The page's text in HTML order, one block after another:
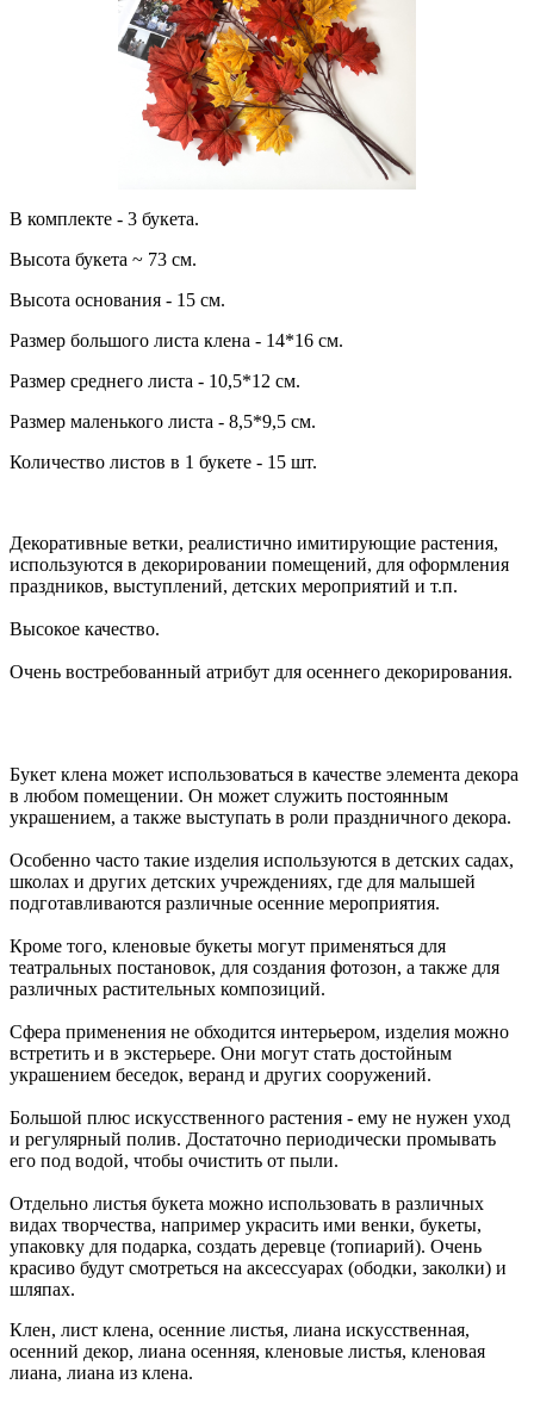
В комплекте - 3 букета.
Высота букета ~ 73 см.
Высота основания - 15 см.
Размер большого листа клена - 14*16 см.
Размер среднего листа - 10,5*12 см.
Размер маленького листа - 8,5*9,5 см.
Количество листов в 1 букете - 15 шт.
Декоративные ветки, реалистично имитирующие растения,
используются в декорировании помещений, для оформления
праздников, выступлений, детских мероприятий и т.п.
Высокое качество.
Очень востребованный атрибут для осеннего декорирования.
Букет клена может использоваться в качестве элемента декора
в любом помещении. Он может служить постоянным
украшением, а также выступать в роли праздничного декора.
Особенно часто такие изделия используются в детских садах,
школах и других детских учреждениях, где для малышей
подготавливаются различные осенние мероприятия.
Кроме того, кленовые букеты могут применяться для
театральных постановок, для создания фотозон, а также для
различных растительных композиций.
Сфера применения не обходится интерьером, изделия можно
встретить и в экстерьере. Они могут стать достойным
украшением беседок, веранд и других сооружений.
Большой плюс искусственного растения - ему не нужен уход
и регулярный полив. Достаточно периодически промывать
его под водой, чтобы очистить от пыли.
Отдельно листья букета можно использовать в различных
видах творчества, например украсить ими венки, букеты,
упаковку для подарка, создать деревце (топиарий). Очень
красиво будут смотреться на аксессуарах (ободки, заколки) и
шляпах.
Клен, лист клена, осенние листья, лиана искусственная,
осенний декор, лиана осенняя, кленовые листья, кленовая
лиана, лиана из клена.